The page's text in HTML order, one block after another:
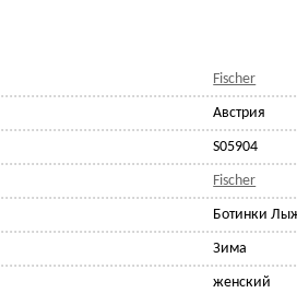
Fischer
Австрия
S05904
Fischer
Ботинки
Зима
женский